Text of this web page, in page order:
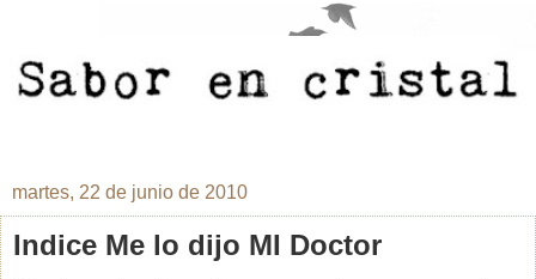
martes, 22 de junio de 2010
Indice Me lo dijo MI Doctor